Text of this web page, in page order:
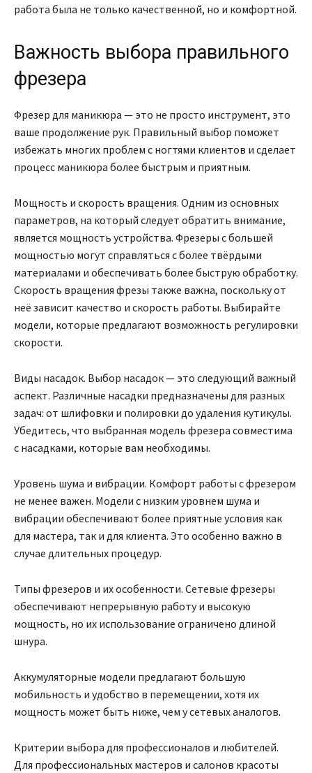
работа была не только качественной, но и комфортной.
Важность выбора правильного
фрезера
Фрезер для маникюра — это не просто инструмент, это
ваше продолжение рук. Правильный выбор поможет
избежать многих проблем с ногтями клиентов и сделает
процесс маникюра более быстрым и приятным.
Мощность и скорость вращения. Одним из основных
параметров, на который следует обратить внимание,
является мощность устройства. Фрезеры с большей
мощностью могут справляться с более твёрдыми
материалами и обеспечивать более быструю обработку.
Скорость вращения фрезы также важна, поскольку от
неё зависит качество и скорость работы. Выбирайте
модели, которые предлагают возможность регулировки
скорости.
Виды насадок. Выбор насадок — это следующий важный
аспект. Различные насадки предназначены для разных
задач: от шлифовки и полировки до удаления кутикулы.
Убедитесь, что выбранная модель фрезера совместима
с насадками, которые вам необходимы.
Уровень шума и вибрации. Комфорт работы с фрезером
не менее важен. Модели с низким уровнем шума и
вибрации обеспечивают более приятные условия как
для мастера, так и для клиента. Это особенно важно в
случае длительных процедур.
Типы фрезеров и их особенности. Сетевые фрезеры
обеспечивают непрерывную работу и высокую
мощность, но их использование ограничено длиной
шнура.
Аккумуляторные модели предлагают большую
мобильность и удобство в перемещении, хотя их
мощность может быть ниже, чем у сетевых аналогов.
Критерии выбора для профессионалов и любителей.
Для профессиональных мастеров и салонов красоты